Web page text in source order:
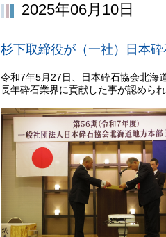
2025年06月10日
杉下取締役が（一社）日本
令和7年5月27日、日本砕石協会北海
長年砕石業界に貢献した事が認めら